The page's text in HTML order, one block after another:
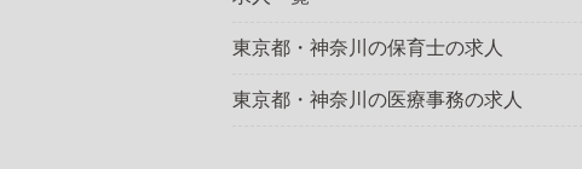
東京都・神奈川の保育士の求人
東京都・神奈川の医療事務の求人